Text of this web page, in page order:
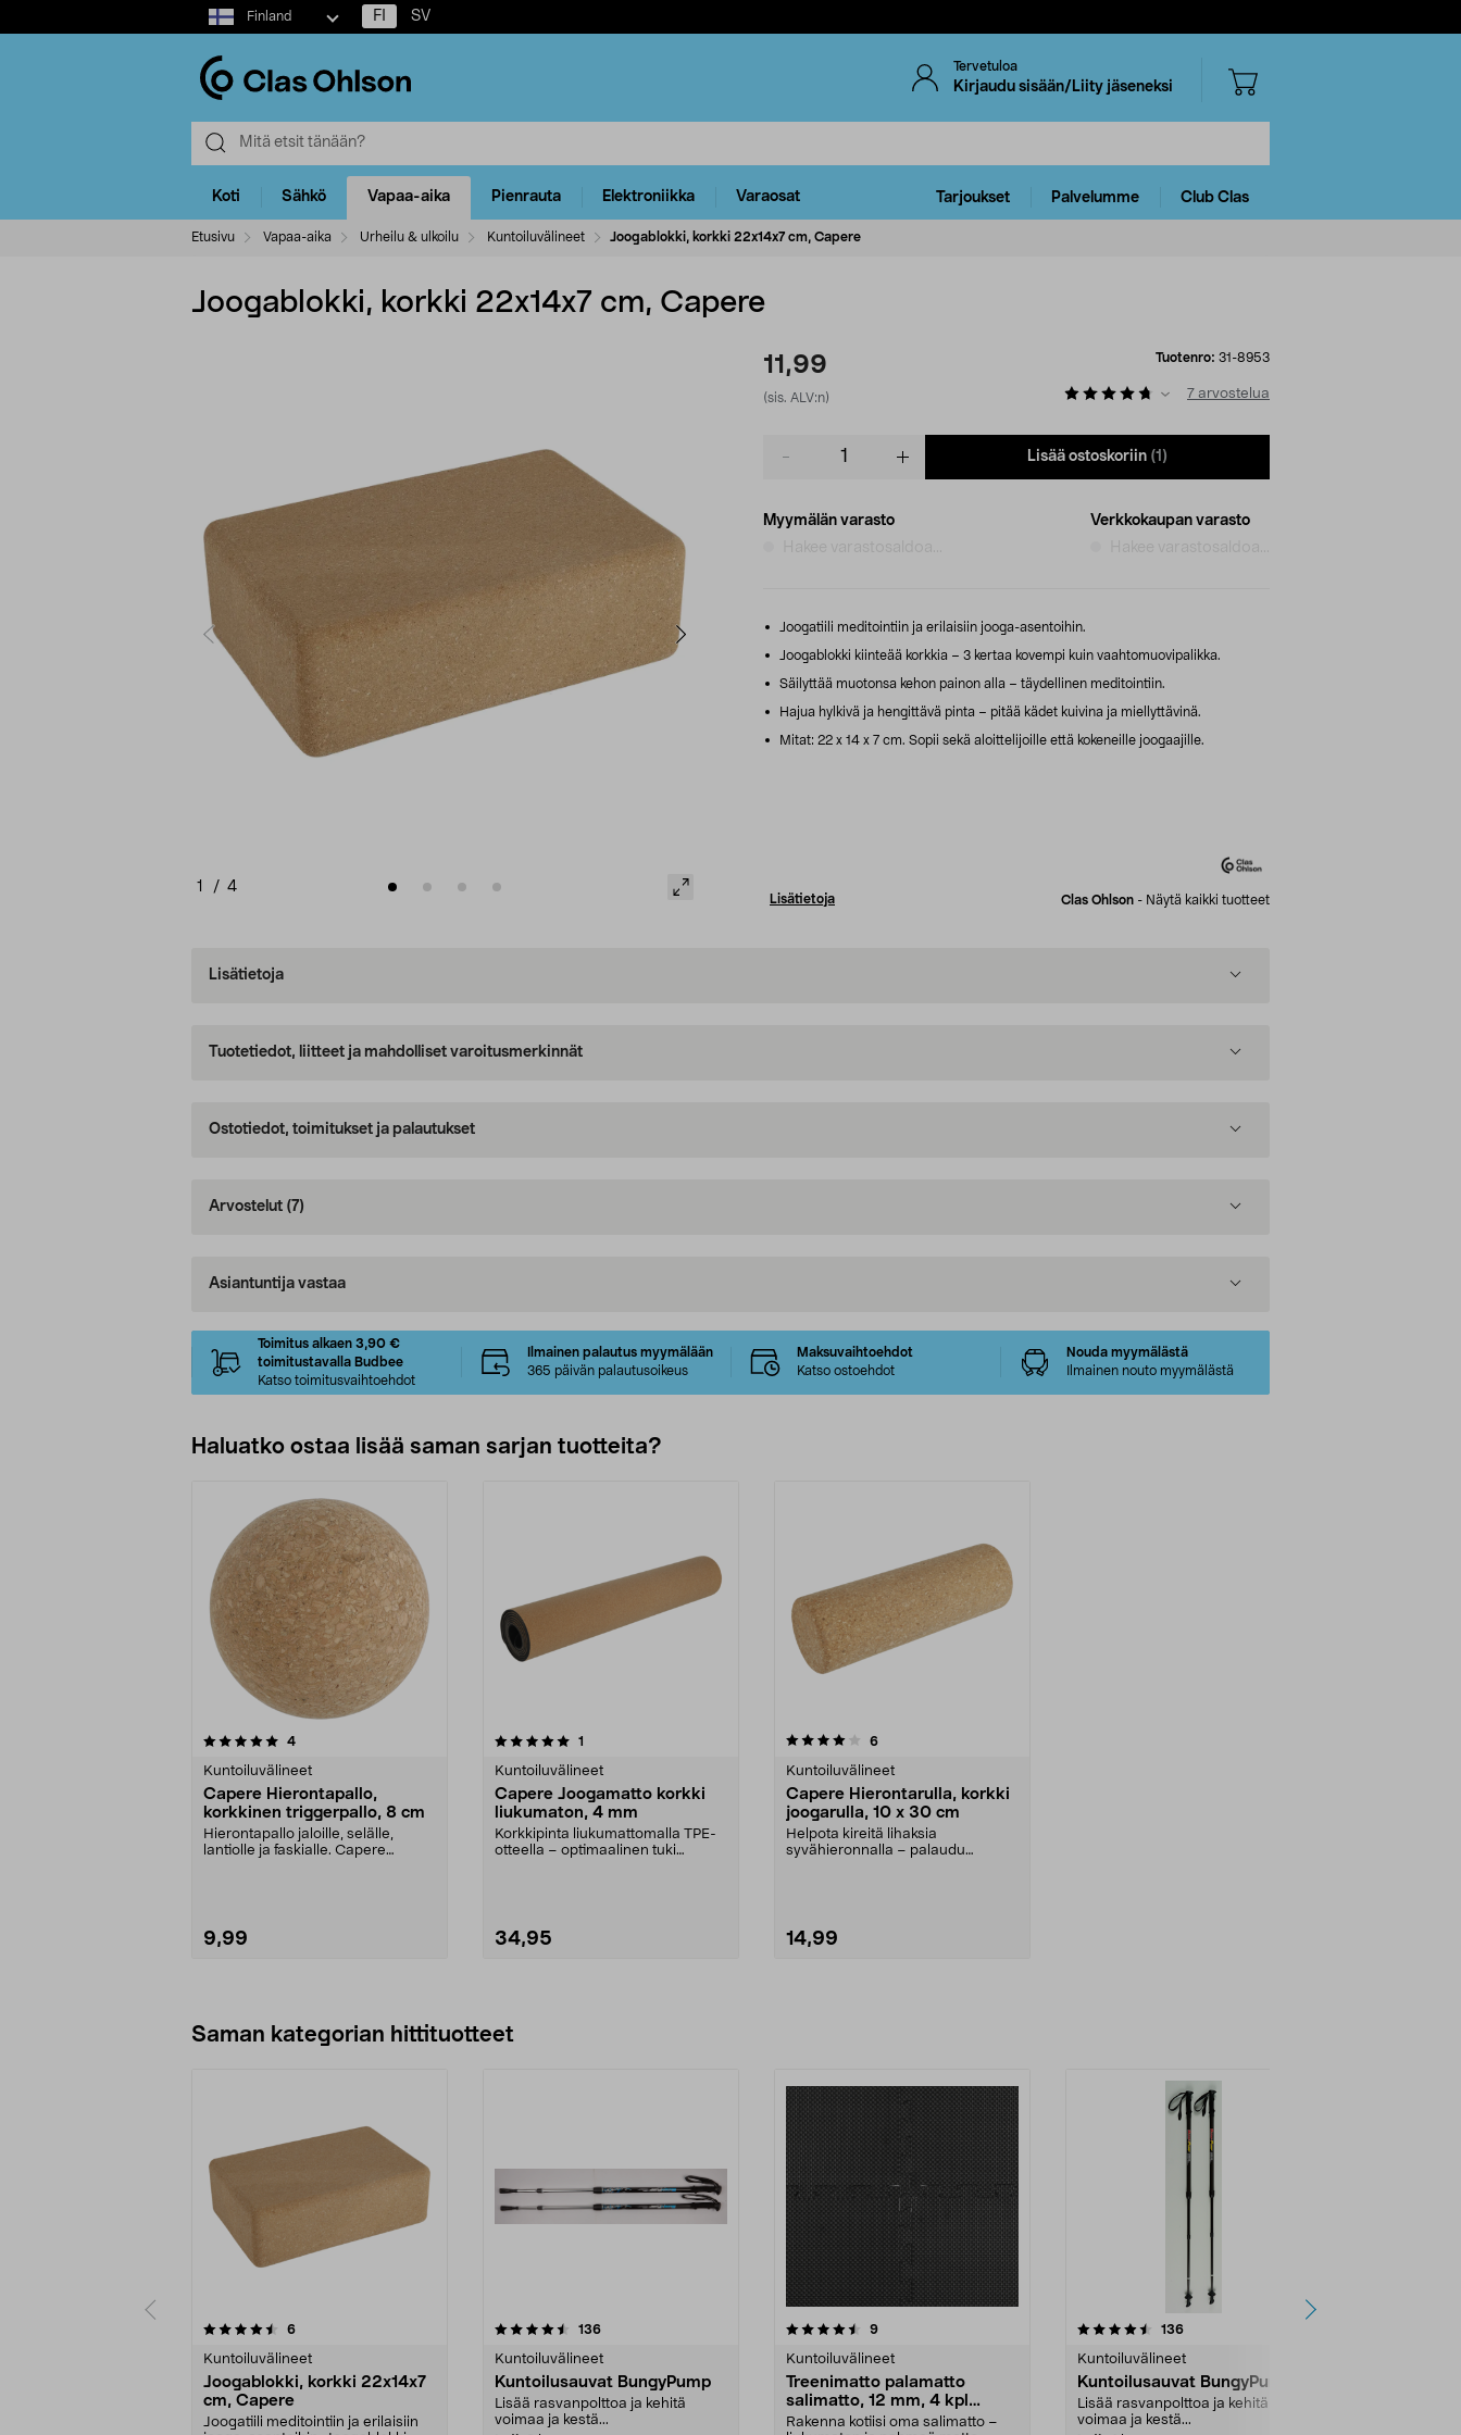
Select
market
Finland FI SV
Tervetuloa
Kirjaudu sisään/Liity jäseneksi
Koti Sähkö Vapaa-aika Pienrauta Elektroniikka Varaosat Tarjoukset Palvelumme Club Clas
Etusivu Vapaa-aika Urheilu & ulkoilu Kuntoiluvälineet Joogablokki, korkki 22x14x7 cm, Capere
Joogablokki, korkki 22x14x7 cm, Capere
1 / 4
11,99
(sis. ALV:n)
Tuotenro: 31-8953
7 arvostelua
Lisää ostoskoriin (1)
Myymälän varasto
Verkkokaupan varasto
Joogatiili meditointiin ja erilaisiin jooga-asentoihin.
Joogablokki kiinteää korkkia – 3 kertaa kovempi kuin vaahtomuovipalikka.
Säilyttää muotonsa kehon painon alla – täydellinen meditointiin.
Hajua hylkivä ja hengittävä pinta – pitää kädet kuivina ja miellyttävinä.
Mitat: 22 x 14 x 7 cm. Sopii sekä aloittelijoille että kokeneille joogaajille.
Lisätietoja Clas Ohlson - Näytä kaikki tuotteet
Lisätietoja
Tuotetiedot, liitteet ja mahdolliset varoitusmerkinnät
Ostotiedot, toimitukset ja palautukset
Arvostelut (7)
Asiantuntija vastaa
Toimitus alkaen 3,90 €
toimitustavalla Budbee
Katso toimitusvaihtoehdot
Ilmainen palautus myymälään
365 päivän palautusoikeus
Maksuvaihtoehdot
Katso ostoehdot
Nouda myymälästä
Ilmainen nouto myymälästä
Haluatko ostaa lisää saman sarjan tuotteita?
4arvostelut
Kuntoiluvälineet
Capere Hierontapallo,
korkkinen triggerpallo, 8 cm
Hierontapallo jaloille, selälle,
lantiolle ja faskialle. Capere
9,99
5.0viidestä
1
Kuntoiluvälineet
Capere Joogamatto korkki
liukumaton, 4 mm
Korkkipinta liukumattomalla TPE-
otteella – optimaalinen tuki
34,95
4.0viidestä
6arvostelut
Kuntoiluvälineet
Capere Hierontarulla, korkki
joogarulla, 10 x 30 cm
Helpota kireitä lihaksia
syvähieronnalla – palaudu
14,99
Saman kategorian hittituotteet
6arvostelut
Kuntoiluvälineet
Joogablokki, korkki 22x14x7
cm, Capere
Joogatiili meditointiin ja erilaisiin
4.5 viidestä
136arvostelut
Kuntoiluvälineet
Kuntoilusauvat BungyPump
Lisää rasvanpolttoa ja kehitä
voimaa ja kestä...
4.5 viidestä
9arvostelut
Kuntoiluvälineet
Treenimatto palamatto
salimatto, 12 mm, 4 kpl
Capere
Rakenna kotiisi oma salimatto –
4.5 viidestä
136arvostelut
Kuntoiluvälineet
Kuntoilusauvat BungyPump
Lisää rasvanpolttoa ja kehitä
voimaa ja kestä...
4.5 viidestä